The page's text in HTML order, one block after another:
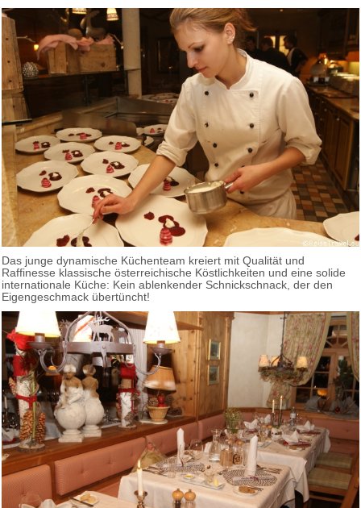
Das junge dynamische Küchenteam kreiert mit Qualität und
Raffinesse klassische österreichische Köstlichkeiten und eine solide
internationale Küche: Kein ablenkender Schnickschnack, der den
Eigengeschmack übertüncht!